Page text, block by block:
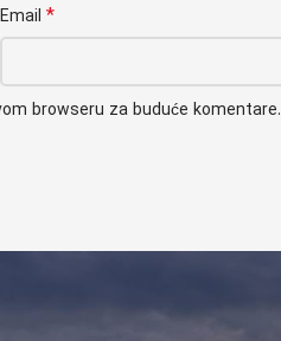
Email*
browseru za buduće komentare.